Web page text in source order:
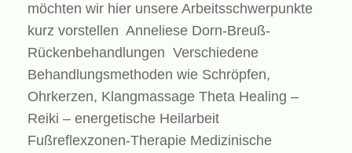
möchten wir hier unsere Arbeitsschwerpunkte
kurz vorstellen Anneliese Dorn-Breuß-
Rückenbehandlungen Verschiedene
Behandlungsmethoden wie Schröpfen,
Ohrkerzen, Klangmassage Theta Healing –
Reiki – energetische Heilarbeit
Fußreflexzonen-Therapie Medizinische